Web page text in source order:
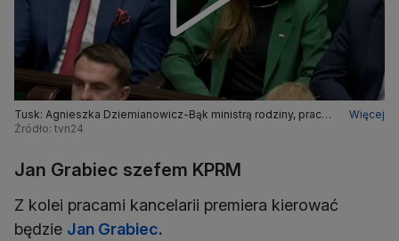
Tusk: Agnieszka Dziemianowicz-Bąk ministrą rodziny, pracy i
polityki społecznej
Więcej
Źródło: tvn24
Jan Grabiec szefem KPRM
Z kolei pracami kancelarii premiera kierować
będzie Jan Grabiec.